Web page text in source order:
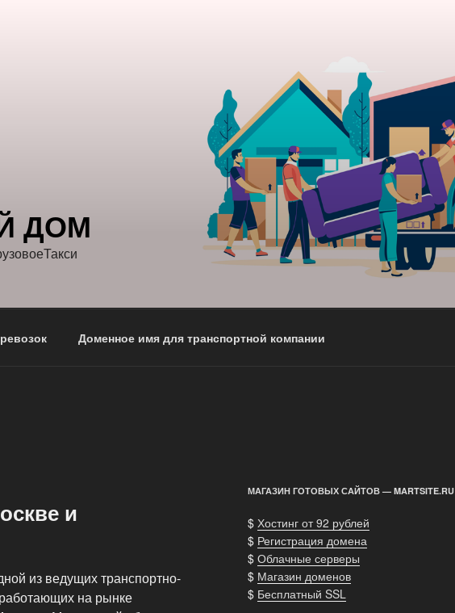
ДОМ
Доменное имя для транспортной компании
и
из ведущих транспортно-
на рынке
МАГАЗИН ГОТОВЫХ САЙТОВ — MARTSITE.RU
$ Хостинг от 92 рублей
$ Регистрация домена
$ Облачные серверы
$ Магазин доменов
$ Бесплатный SSL